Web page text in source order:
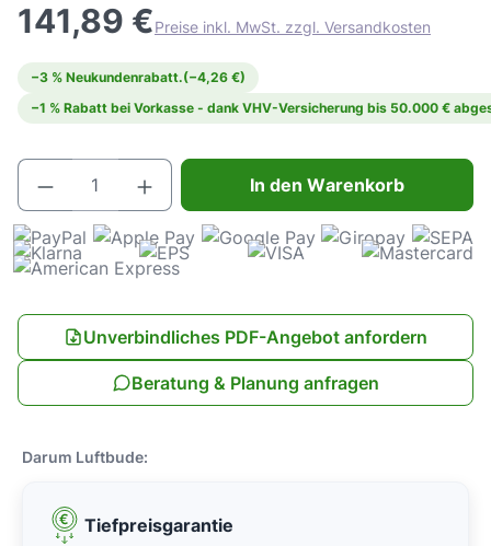
141,89 €Preise inkl. MwSt. zzgl. Versandkosten
−3 % Neukundenrabatt.(−4,26 €)
−1 % Rabatt bei Vorkasse - dank VHV-Versicherung bis 50.000 €
Produkt Anzahl: Gib den gewünschten
In den Warenkorb
Unverbindliches PDF-Angebot anfordern
Beratung & Planung anfragen
Darum Luftbude:
Tiefpreisgarantie